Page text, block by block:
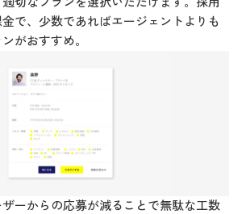
で、少数であればエージェントよりも
がおすすめ。
ーからの応募が減ることで無駄な工数